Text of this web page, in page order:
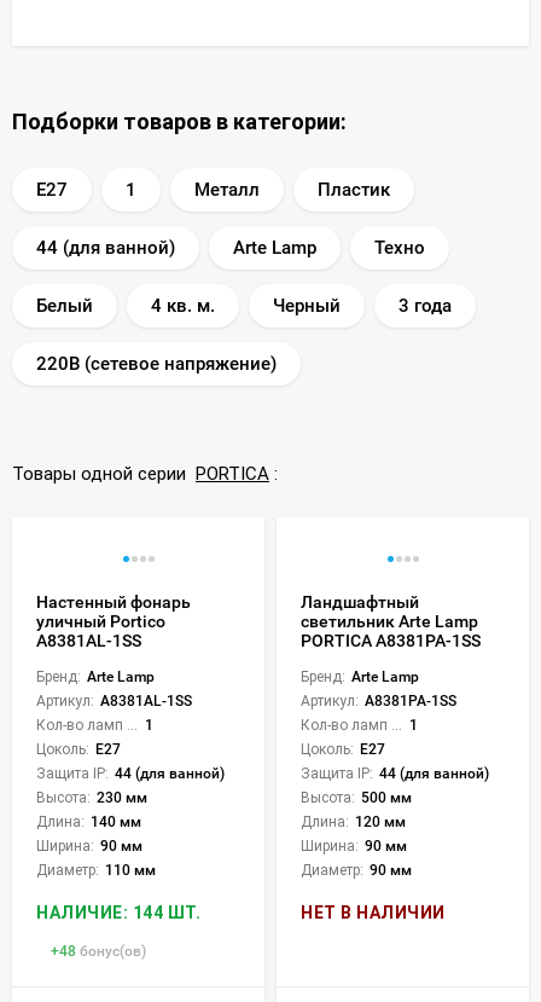
Подборки товаров в категории:
E27 1 Металл Пластик
44 (для ванной) Arte Lamp Техно
Белый 4 кв. м. Черный 3 года
220В (сетевое напряжение)
Товары одной серии PORTICA :
Настенный фонарь
уличный Portico
A8381AL-1SS
Бренд: Arte Lamp
Артикул: A8381AL-1SS
1
Цоколь: E27
Защита IP: 44 (для ванной)
Высота: 230 мм
Длина: 140 мм
Ширина: 90 мм
Диаметр: 110 мм
НАЛИЧИЕ: 144 ШТ.
+48 бонус(ов)
Ландшафтный
светильник Arte Lamp
PORTICA A8381PA-1SS
Бренд: Arte Lamp
Артикул: A8381PA-1SS
1
Цоколь: E27
Защита IP: 44 (для ванной)
Высота: 500 мм
Длина: 120 мм
Ширина: 90 мм
Диаметр: 90 мм
НЕТ В НАЛИЧИИ